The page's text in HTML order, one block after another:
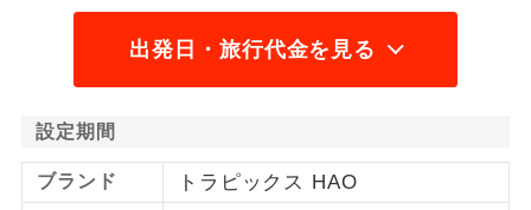
出発日・旅行代金を見る
設定期間
ブランド トラピックス HAO
1名様1室同代
1名様1室利用でも追加料金がかからない
コースです。
ご夫婦限定
女性限定
女性限定でご参加いただけるコースで